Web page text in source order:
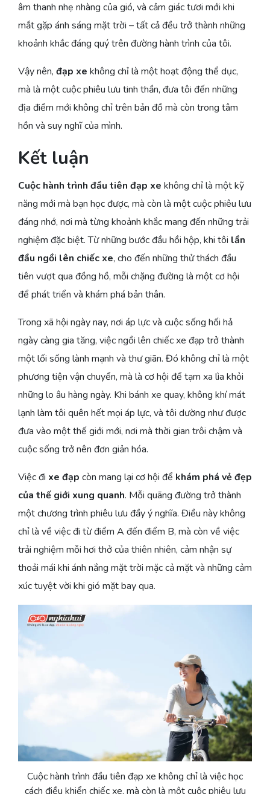
âm thanh nhẹ nhàng của gió, và cảm giác tươi mới khi
mắt gặp ánh sáng mặt trời – tất cả đều trở thành những
khoảnh khắc đáng quý trên đường hành trình của tôi.
Vậy nên, đạp xe không chỉ là một hoạt động thể dục,
mà là một cuộc phiêu lưu tinh thần, đưa tôi đến những
địa điểm mới không chỉ trên bản đồ mà còn trong tâm
hồn và suy nghĩ của mình.
Kết luận
Cuộc hành trình đầu tiên đạp xe không chỉ là một kỹ
năng mới mà bạn học được, mà còn là một cuộc phiêu lưu
đáng nhớ, nơi mà từng khoảnh khắc mang đến những trải
nghiệm đặc biệt. Từ những bước đầu hồi hộp, khi tôi lần
đầu ngồi lên chiếc xe, cho đến những thử thách đầu
tiên vượt qua đồng hồ, mỗi chặng đường là một cơ hội
để phát triển và khám phá bản thân.
Trong xã hội ngày nay, nơi áp lực và cuộc sống hối hả
ngày càng gia tăng, việc ngồi lên chiếc xe đạp trở thành
một lối sống lành mạnh và thư giãn. Đó không chỉ là một
phương tiện vận chuyển, mà là cơ hội để tạm xa lìa khỏi
những lo âu hàng ngày. Khi bánh xe quay, không khí mát
lạnh làm tôi quên hết mọi áp lực, và tôi dường như được
đưa vào một thế giới mới, nơi mà thời gian trôi chậm và
cuộc sống trở nên đơn giản hóa.
Việc đi xe đạp còn mang lại cơ hội để khám phá vẻ đẹp
của thế giới xung quanh. Mỗi quãng đường trở thành
một chương trình phiêu lưu đầy ý nghĩa. Điều này không
chỉ là về việc đi từ điểm A đến điểm B, mà còn về việc
trải nghiệm mỗi hơi thở của thiên nhiên, cảm nhận sự
thoải mái khi ánh nắng mặt trời mặc cả mặt và những cảm
xúc tuyệt vời khi gió mặt bay qua.
Cuộc hành trình đầu tiên đạp xe không chỉ là việc học
cách điều khiển chiếc xe, mà còn là một cuộc phiêu lưu